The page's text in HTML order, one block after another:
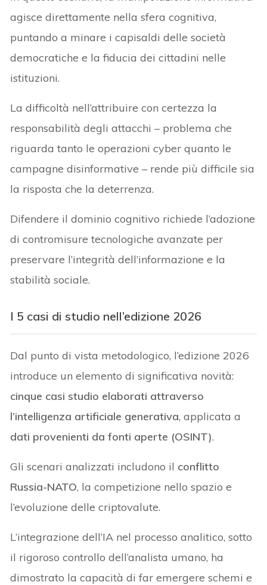
agisce direttamente nella sfera cognitiva,
puntando a minare i capisaldi delle società
democratiche e la fiducia dei cittadini nelle
istituzioni.
La difficoltà nell’attribuire con certezza la
responsabilità degli attacchi – problema che
riguarda tanto le operazioni cyber quanto le
campagne disinformative – rende più difficile sia
la risposta che la deterrenza.
Difendere il dominio cognitivo richiede l’adozione
di contromisure tecnologiche avanzate per
preservare l’integrità dell’informazione e la
stabilità sociale.
I 5 casi di studio nell’edizione 2026
Dal punto di vista metodologico, l’edizione 2026
introduce un elemento di significativa novità:
cinque casi studio elaborati attraverso
l’intelligenza artificiale generativa, applicata a
dati provenienti da fonti aperte (OSINT).
Gli scenari analizzati includono il conflitto
Russia-NATO, la competizione nello spazio e
l’evoluzione delle criptovalute.
L’integrazione dell’IA nel processo analitico, sotto
il rigoroso controllo dell’analista umano, ha
dimostrato la capacità di far emergere schemi e